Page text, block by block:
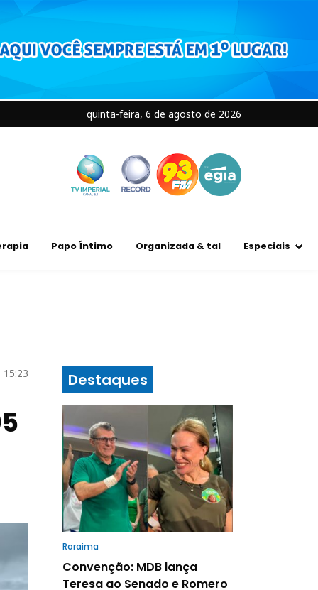
quinta-feira, 6 de agosto de 2026
Papo Íntimo Organizada & tal Especiais
Destaques
Roraima
Convenção: MDB lança
Teresa ao Senado e Romero